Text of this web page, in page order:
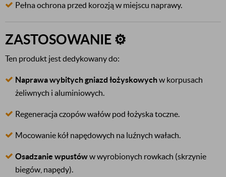
Pełna ochrona przed korozją w miejscu naprawy.
ZASTOSOWANIE ⚙️
Ten produkt jest dedykowany do:
Naprawa wybitych gniazd łożyskowychw korpusach
żeliwnych i aluminiowych.
Regeneracja czopów wałów pod łożyska toczne.
Mocowanie kół napędowych na luźnych wałach.
Osadzanie wpustóww wyrobionych rowkach (skrzynie
biegów, napędy).